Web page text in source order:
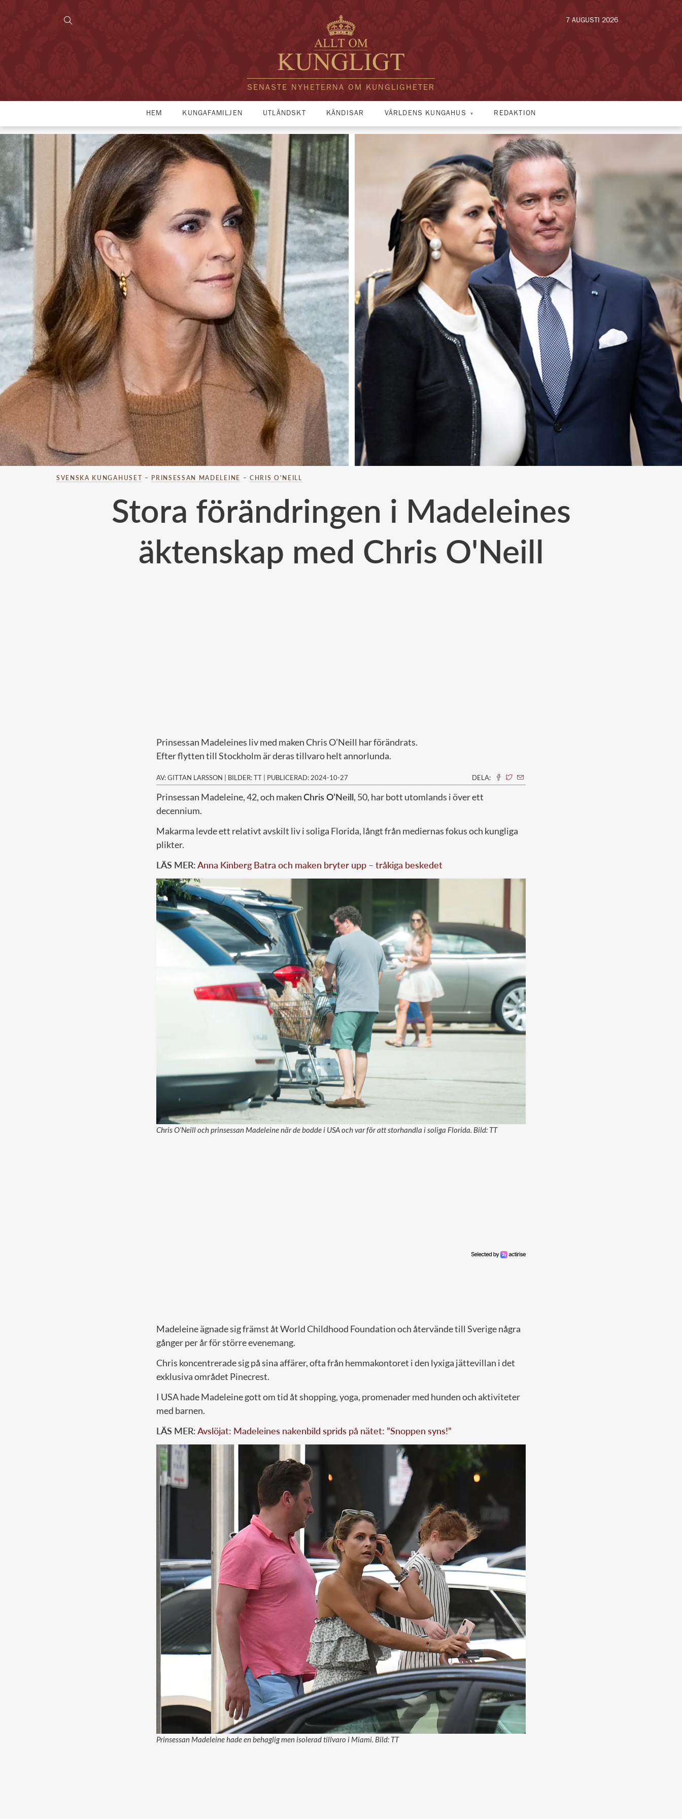
SENASTE NYHETERNA OM KUNGLIGHETER
7 AUGUSTI 2026
HEM KUNGAFAMILJEN UTLÄNDSKT KÄNDISAR VÄRLDENS KUNGAHUS REDAKTION
SVENSKA KUNGAHUSET – PRINSESSAN MADELEINE – CHRIS O'NEILL
Stora förändringen i Madeleines
äktenskap med Chris O'Neill
Prinsessan Madeleines liv med maken Chris O’Neill har förändrats.
Efter flytten till Stockholm är deras tillvaro helt annorlunda.
AV: GITTAN LARSSON | BILDER: TT | PUBLICERAD: 2024-10-27 DELA:
Prinsessan Madeleine, 42, och makenChris O’Neill, 50, har bott utomlands i över ett
decennium.
Makarma levde ett relativt avskilt liv i soliga Florida, långt från mediernas fokus och kungliga
plikter.
LÄS MER:Anna Kinberg Batra och maken bryter upp – tråkiga beskedet
Chris O’Neill och prinsessan Madeleine när de bodde i USA och var för att storhandla i soliga Florida. Bild: TT
Madeleine ägnade sig främst åt World Childhood Foundation och återvände till Sverige några
gånger per år för större evenemang.
Chris koncentrerade sig på sina affärer, ofta från hemmakontoret i den lyxiga jättevillan i det
exklusiva området Pinecrest.
I USA hade Madeleine gott om tid åt shopping, yoga, promenader med hunden och aktiviteter
med barnen.
LÄS MER:Avslöjat: Madeleines nakenbild sprids på nätet: ”Snoppen syns!”
Prinsessan Madeleine hade en behaglig men isolerad tillvaro i Miami. Bild: TT